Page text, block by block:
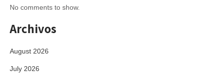
No comments to show.
Archivos
August 2026
July 2026